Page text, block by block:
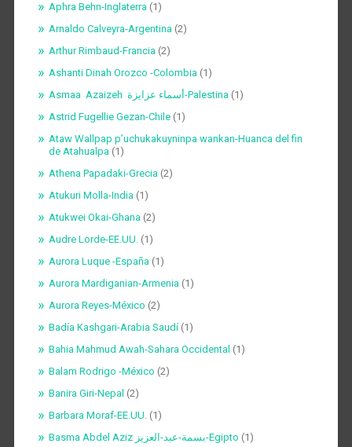
Aphra Behn-Inglaterra(1)
Arnaldo Calveyra-Argentina(2)
Arthur Rimbaud-Francia(2)
Ashanti Dinah Orozco -Colombia(1)
Asmaa Azaizeh أسماء عزايزة-Palestina(1)
Astrid Fugellie Gezan-Chile(1)
Ataw Wallpap p’uchukakuyninpa wankan-Huanca del fin
de Atahualpa(1)
Athena Papadaki-Grecia(2)
Atukuri Molla-India(1)
Atukwei Okai-Ghana(2)
Audre Lorde-EE.UU.(1)
Aurora Luque -España(1)
Aurora Mardiganian-Armenia(1)
Aurora Reyes-México (2)
Badía Kashgari-Arabia Saudí(1)
Bahia Mahmud Awah-Sahara Occidental (1)
Balam Rodrigo -México (2)
Banira Giri-Nepal (2)
Barbara Moraf-EE.UU.(1)
Basma Abdel Aziz بسمة-عبد-العزيز-Egipto (1)